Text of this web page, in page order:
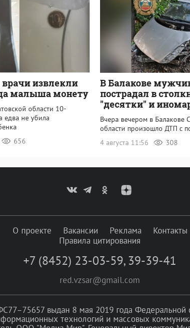
врачи извлекли
малыша монету
области 10-
едва не убила
656
В Балакове
пострадал в
"десятки" и
Вчера вечером в Балакове
области произошло ДТП с
4 августа 11:56
308
О проекте Вакансии Реклама
Контакты
Правила цитирования
+7 (8452) 23-03-59, 39-39-41
red.vzsar@gmail.com
выдан 8 мая 2019 года Федеральной
технологий и массовых